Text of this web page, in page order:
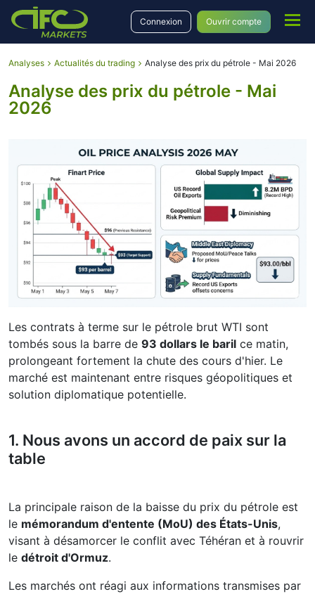
Connexion Ouvrir compte
Analyses Actualités du trading Analyse des prix du pétrole - Mai 2026
Analyse des prix du pétrole - Mai
2026
Les contrats à terme sur le pétrole brut WTI sont
tombés sous la barre de 93 dollars le baril ce matin,
prolongeant fortement la chute des cours d'hier. Le
marché est maintenant entre risques géopolitiques et
solution diplomatique potentielle.
1. Nous avons un accord de paix sur la
table
La principale raison de la baisse du prix du pétrole est
le mémorandum d'entente (MoU) des États-Unis,
visant à désamorcer le conflit avec Téhéran et à rouvrir
le détroit d'Ormuz.
Les marchés ont réagi aux informations transmises par